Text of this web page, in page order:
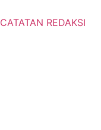
CATATAN REDAKSI